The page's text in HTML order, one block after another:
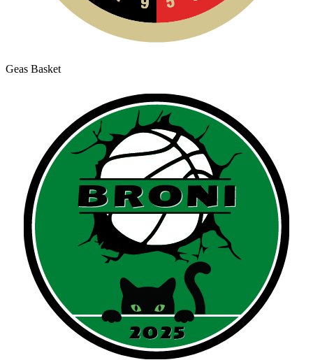
Geas Basket